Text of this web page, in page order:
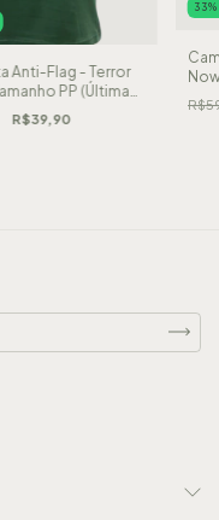
Anti-Flag - Terror
PP (Última
R$39,90
33
PP